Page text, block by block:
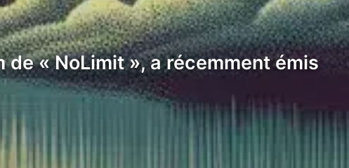
« NoLimit », a récemment émis